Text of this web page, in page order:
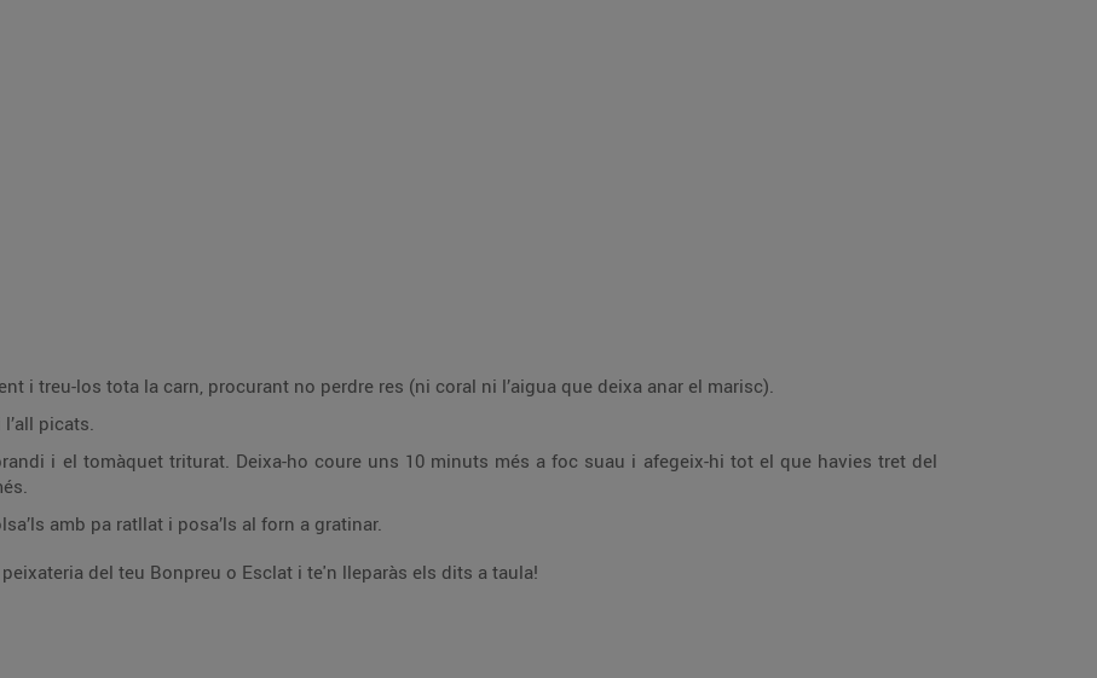
i treu-los tota la carn, procurant no perdre res (ni coral ni l’aigua que deixa anar el marisc).
picats.
i el tomàquet triturat. Deixa-ho coure uns 10 minuts més a foc suau i afegeix-hi tot el que havies tret del
amb pa ratllat i posa’ls al forn a gratinar.
del teu Bonpreu o Esclat i te'n lleparàs els dits a taula!